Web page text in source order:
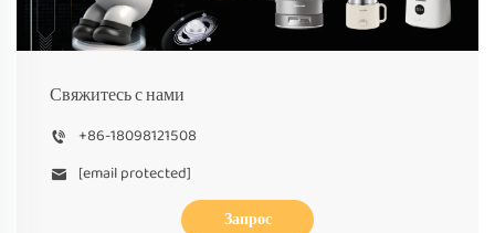
Свяжитесь с нами
+86-18098121508
[email protected]
Запрос